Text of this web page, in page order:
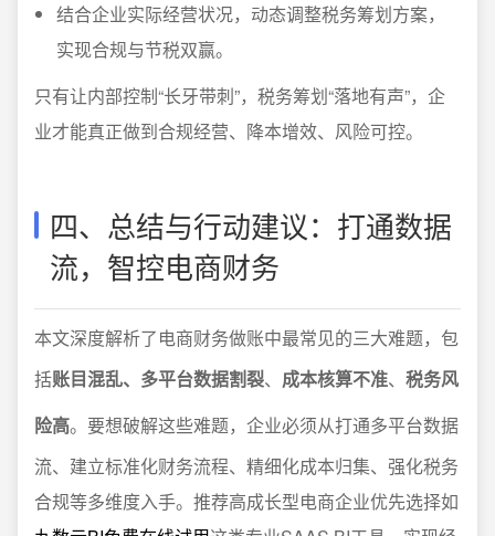
结合企业实际经营状况，动态调整税务筹划方案，
实现合规与节税双赢。
只有让内部控制“长牙带刺”，税务筹划“落地有声”，企
业才能真正做到合规经营、降本增效、风险可控。
四、总结与行动建议：打通数据
流，智控电商财务
本文深度解析了电商财务做账中最常见的三大难题，包
括账目混乱、多平台数据割裂、 成本核算不准、 税务风
险高。要想破解这些难题，企业必须从打通多平台数据
流、建立标准化财务流程、精细化成本归集、强化税务
合规等多维度入手。推荐高成长型电商企业优先选择如